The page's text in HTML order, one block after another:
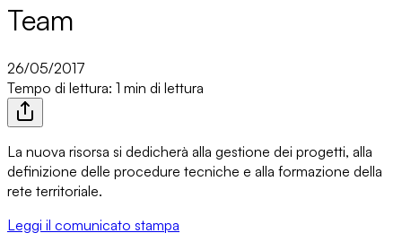
Team
26/05/2017
Tempo di lettura: 1 min di lettura
La nuova risorsa si dedicherà alla gestione dei progetti, alla
definizione delle procedure tecniche e alla formazione della
rete territoriale.
Leggi il comunicato stampa